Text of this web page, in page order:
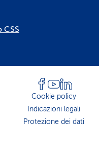
CSS
Cookie policy
Indicazioni legali
Protezione dei dati